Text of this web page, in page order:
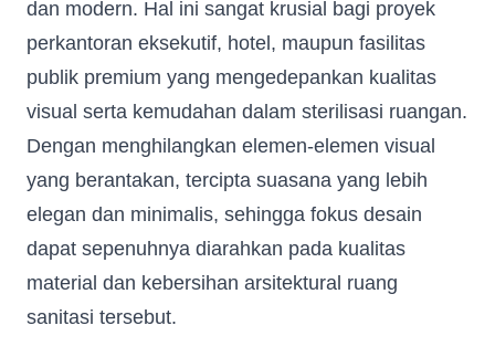
dan modern. Hal ini sangat krusial bagi proyek
perkantoran eksekutif, hotel, maupun fasilitas
publik premium yang mengedepankan kualitas
visual serta kemudahan dalam sterilisasi ruangan.
Dengan menghilangkan elemen-elemen visual
yang berantakan, tercipta suasana yang lebih
elegan dan minimalis, sehingga fokus desain
dapat sepenuhnya diarahkan pada kualitas
material dan kebersihan arsitektural ruang
sanitasi tersebut.